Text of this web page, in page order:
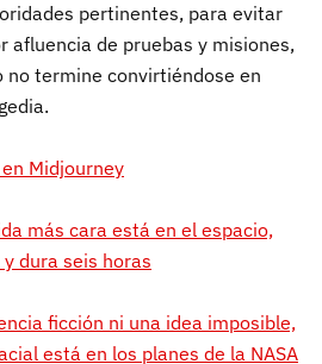
pertinentes, para evitar
afluencia de pruebas y misiones,
no termine convirtiéndose en
Midjourney
más cara está en el espacio,
dura seis horas
ficción ni una idea imposible,
está en los planes de la NASA